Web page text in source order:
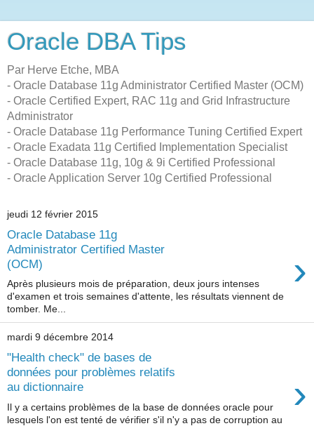
Oracle DBA Tips
Par Herve Etche, MBA
- Oracle Database 11g Administrator Certified Master (OCM)
- Oracle Certified Expert, RAC 11g and Grid Infrastructure
Administrator
- Oracle Database 11g Performance Tuning Certified Expert
- Oracle Exadata 11g Certified Implementation Specialist
- Oracle Database 11g, 10g & 9i Certified Professional
- Oracle Application Server 10g Certified Professional
jeudi 12 février 2015
Oracle Database 11g
Administrator Certified Master
(OCM)
›
Après plusieurs mois de préparation, deux jours intenses
d'examen et trois semaines d'attente, les résultats viennent de
tomber. Me...
mardi 9 décembre 2014
"Health check" de bases de
données pour problèmes relatifs
au dictionnaire
›
Il y a certains problèmes de la base de données oracle pour
lesquels l'on est tenté de vérifier s'il n'y a pas de corruption au